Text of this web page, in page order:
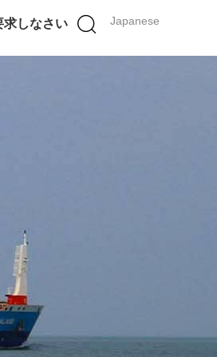
Japanese
求しなさい